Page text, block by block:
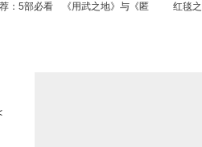
：5部必看
《用武之地》与《匿
红毯
原著